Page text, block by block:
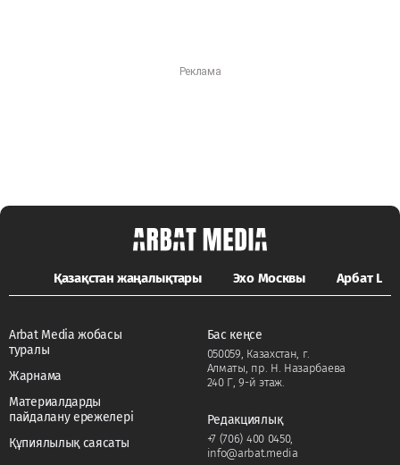
Қазақстан жаңалықтары Эхо Москвы Арбат LIFE
Arbat Media жобасы
туралы
Жарнама
Материалдарды
пайдалану ережелері
Құпиялылық саясаты
Бас кеңсе
050059, Казахстан, г.
Алматы, пр. Н. Назарбаева
240 Г, 9-й этаж.
Редакциялық
+7 (706) 400 0450,
info@arbat.media